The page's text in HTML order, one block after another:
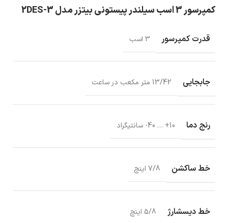
کمپرسور 3 اسب سیلندر پیستونی بیتزر مدل 2DES-3
قدرت کمپرسور 3 اسب
جابجایی 13/42 متر مکعب در ساعت
رنج دما 10+ … 40- سانتیگراد
خط ساکشن 7/8 اینچ
خط دیسشارژ 5/8 اینچ